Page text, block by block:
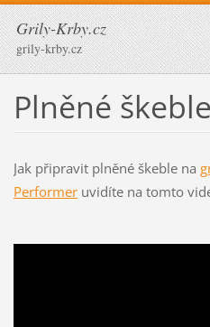
Grily-Krby.cz
grily-krby.cz
Plněné škeble
Jak připravit plněné škeble na
Performeruvidíte na tomto